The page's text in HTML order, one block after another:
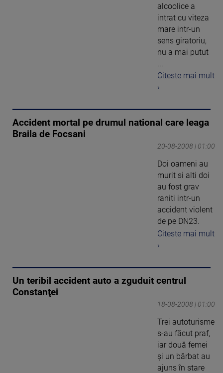
alcoolice a
intrat cu viteza
mare intr-un
sens giratoriu,
nu a mai putut
Citeste mai mult
›
Accident mortal pe drumul national care leaga
Braila de Focsani
20-08-2008 | 01:00
Doi oameni au
murit si alti doi
au fost grav
raniti intr-un
accident violent
de pe DN23.
Citeste mai mult
›
Un teribil accident auto a zguduit centrul
Constanţei
18-08-2008 | 01:00
Trei autoturisme
s-au făcut praf,
iar două femei
şi un bărbat au
ajuns în stare